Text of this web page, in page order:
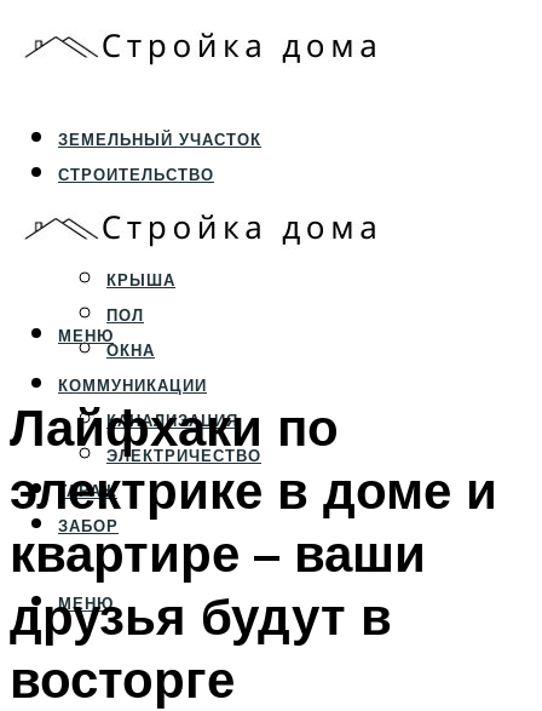
ЗЕМЕЛЬНЫЙ УЧАСТОК
СТРОИТЕЛЬСТВО
ФУНДАМЕНТ И ЦОКОЛЬ
ПЕРЕКРЫТИЯ И СТЕНЫ
КРЫША
ПОЛ
ОКНА
КОММУНИКАЦИИ
КАНАЛИЗАЦИЯ
ЭЛЕКТРИЧЕСТВО
ГАРАЖ
ЗАБОР
МЕНЮ
МЕНЮ
Лайфхаки по
электрике в доме и
квартире – ваши
друзья будут в
восторге